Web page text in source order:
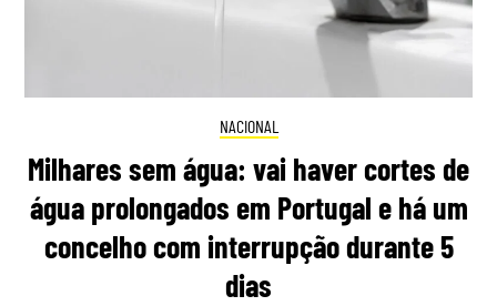
NACIONAL
Milhares sem água: vai haver cortes de
água prolongados em Portugal e há um
concelho com interrupção durante 5
dias